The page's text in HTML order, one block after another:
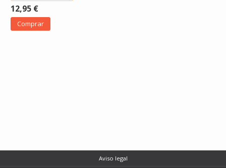
12,95 €
Comprar
Aviso legal